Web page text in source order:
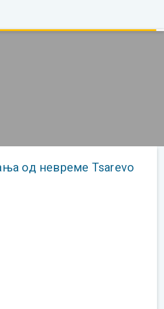
од невреме Tsarevo